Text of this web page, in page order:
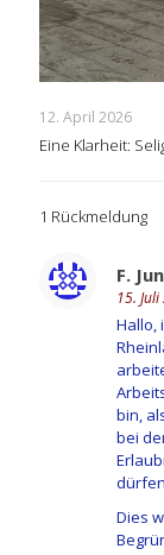
12. April 2026
Eine Klarheit:
1 Rückmeldung
F.
15.
Hallo,
bin,
bei
Dies